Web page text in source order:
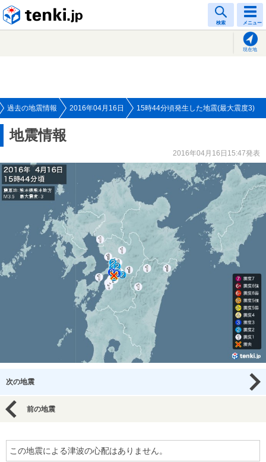
検索 メニュー
現在地
過去の地震情報 2016年04月16日 15時44分頃発生した地震(最大震度3)
地震情報
2016年04月16日15:47発表
次の地震
前の地震
この地震による津波の心配はありません。